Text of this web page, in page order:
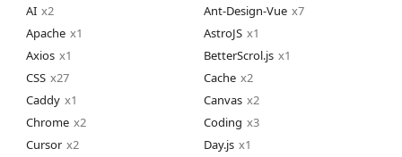
AI 2 Ant-Design-Vue
7
Apache
1 AstroJS
1
Axios
1 BetterScrol.js
1
CSS
27 Cache
2
Caddy
1 Canvas
2
Chrome
2 Coding
3
Cursor
2 Day.js
1